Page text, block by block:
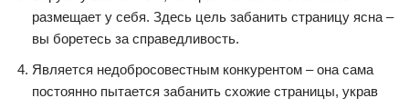
размещает у себя. Здесь цель забанить страницу ясна –
вы боретесь за справедливость.
Является недобросовестным конкурентом – она сама
постоянно пытается забанить схожие страницы, украв